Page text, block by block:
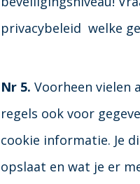
privacybeleid welke
Nr 5. Voorheen vielen
regels ook voor
cookie informatie. Je
opslaat en wat je er